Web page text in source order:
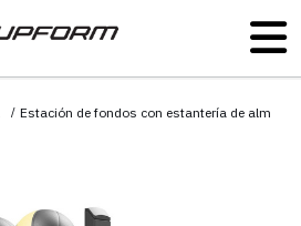
Estación de fondos con estantería de